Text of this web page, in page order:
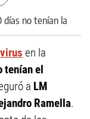
en la
tenían el
a LM
Ramella.